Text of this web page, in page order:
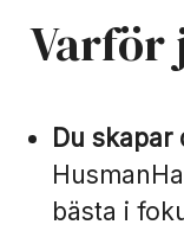
Varför
Du skapar
bästa i